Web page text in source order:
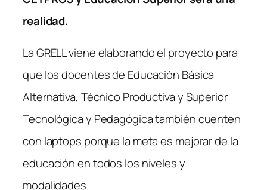
realidad.
La GRELL viene elaborando el proyecto para
que los docentes de Educación Básica
Alternativa, Técnico Productiva y Superior
Tecnológica y Pedagógica también cuenten
con laptops porque la meta es mejorar de la
educación en todos los niveles y
modalidades